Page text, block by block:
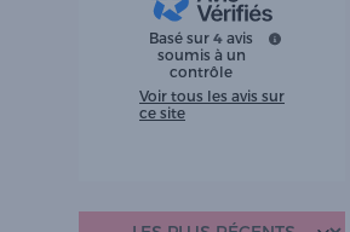
Basé sur 4 avis
soumis à un
contrôle
Voir tous les avis sur
ce site